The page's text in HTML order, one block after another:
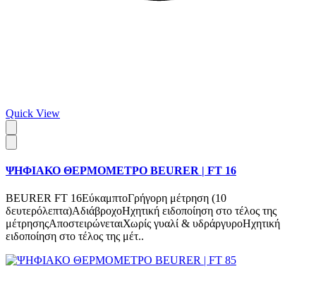
Quick View
ΨΗΦΙΑΚΟ ΘΕΡΜΟΜΕΤΡΟ BEURER | FT 16
BEURER FT 16ΕύκαμπτοΓρήγορη μέτρηση (10
δευτερόλεπτα)ΑδιάβροχοΗχητική ειδοποίηση στο τέλος της
μέτρησηςΑποστειρώνεταιΧωρίς γυαλί & υδράργυροΗχητική
ειδοποίηση στο τέλος της μέτ..